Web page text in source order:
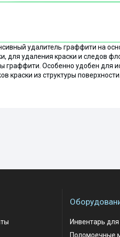
удалитель граффити на
для удаления краски и следов
граффити. Особенно удобен для
краски из структуры поверхности.
Инвентарь
Поломоечные